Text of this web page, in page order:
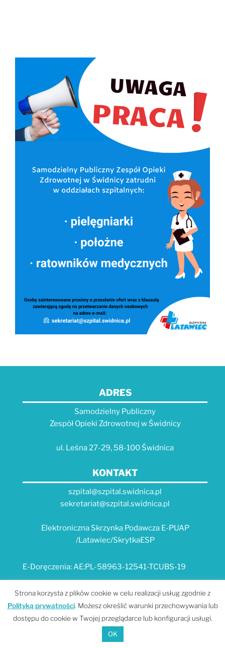
ADRES
Samodzielny Publiczny
Zespół Opieki Zdrowotnej w Świdnicy
ul. Leśna 27-29, 58-100 Świdnica
KONTAKT
szpital@szpital.swidnica.pl
sekretariat@szpital.swidnica.pl
Elektroniczna Skrzynka Podawcza E-PUAP
/Latawiec/SkrytkaESP
E-Doręczenia: AE:PL-58963-12541-TCUBS-19
E-USŁUGI
Platforma e-usług Szpitala "Latawiec" --- MPI
Portal Dolnośląskiego E-Zdrowia
Strona korzysta z plików cookie w celu realizacji usług zgodnie z
Polityką prywatności. Możesz określić warunki przechowywania lub
dostępu do cookie w Twojej przeglądarce lub konfiguracji usługi.
OK